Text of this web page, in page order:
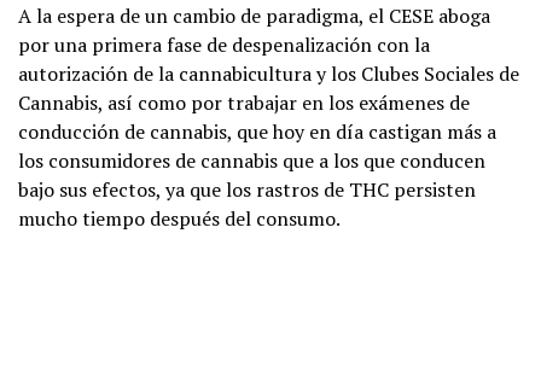
A la espera de un cambio de paradigma, el CESE aboga
por una primera fase de despenalización con la
autorización de la cannabicultura y los Clubes Sociales de
Cannabis, así como por trabajar en los exámenes de
conducción de cannabis, que hoy en día castigan más a
los consumidores de cannabis que a los que conducen
bajo sus efectos, ya que los rastros de THC persisten
mucho tiempo después del consumo.